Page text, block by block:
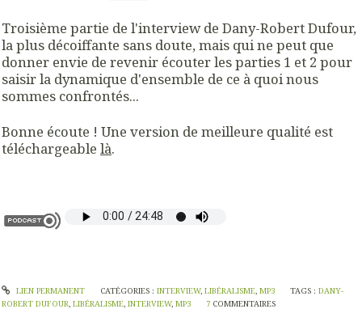
Troisième partie de l'interview de Dany-Robert Dufour,
la plus décoiffante sans doute, mais qui ne peut que
donner envie de revenir écouter les parties 1 et 2 pour
saisir la dynamique d'ensemble de ce à quoi nous
sommes confrontés...
Bonne écoute ! Une version de meilleure qualité est
téléchargeable là.
LIEN PERMANENT CATÉGORIES : INTERVIEW, LIBÉRALISME, MP3 TAGS :DANY-
ROBERT DUFOUR, LIBÉRALISME, INTERVIEW, MP3 7 COMMENTAIRES